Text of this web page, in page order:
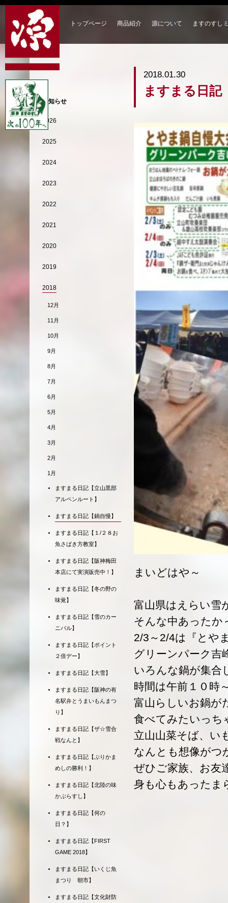
トップページ 商品紹介 源について ますのすし
2018.01.30
ますまる日記
まいどはや～
富山県はえらい雪
そんな中あったか
2/3～2/4は『とや
グリーンパーク吉
いろんな鍋が集合
時間は午前１０時
富山らしいお鍋が
食べてみたいっち
立山山菜そば、い
なんとも想像がつ
ぜひご家族、お友
身も心もあったま
お知らせ
2026
2025
2024
2023
2022
2021
2020
2019
2018
12月
11月
10月
9月
8月
7月
6月
5月
4月
3月
2月
1月
ますまる日記【立山黒部
アルペンルート】
ますまる日記【鍋自慢】
ますまる日記【１/２８お
魚さばき方教室】
ますまる日記【阪神梅田
本店にて実演販売中！】
ますまる日記【冬の野の
味覚】
ますまる日記【雪のカー
ニバル】
ますまる日記【ポイント
２倍デー】
ますまる日記【大雪】
ますまる日記【阪神の有
名駅弁とうまいもんまつ
り】
ますまる日記【ザ☆雪合
戦なんと】
ますまる日記【ぶりかま
めしの勝利！】
ますまる日記【北陸の味
かぶらすし】
ますまる日記【何の
日？】
ますまる日記【FIRST
GAME 2018】
ますまる日記【いくじ魚
まつり 朝市】
ますまる日記【文化財防